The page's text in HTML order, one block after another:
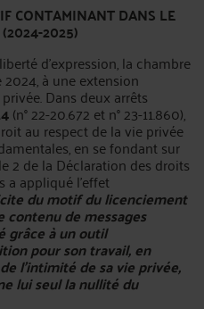
CONTAMINANT DANS LE
2025)
d'expression, la chambre
à une extension
Dans deux arrêts
(n° 22-20.672 et n° 23-11.860),
au respect de la vie privée
en se fondant sur
2 de la Déclaration des droits
a appliqué l'effet
du motif du licenciement
de messages
grâce à un outil
pour son travail, en
l'intimité de sa vie privée,
lui seul la nullité du